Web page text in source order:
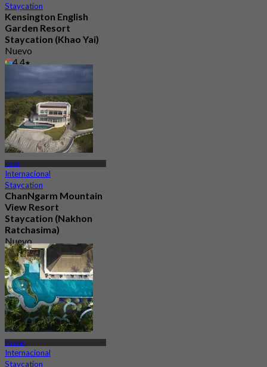
Staycation
Kensington English
Garden Resort
Staycation (Khao Yai)
Nuevo
4.4
Desde ฿ 4,250
Korat
Internacional
Staycation
ChanNgarm Mountain
View Resort
Staycation (Nakhon
Ratchasima)
Nuevo
4.8
Desde฿ 3,100
Phuket
Internacional
Staycation